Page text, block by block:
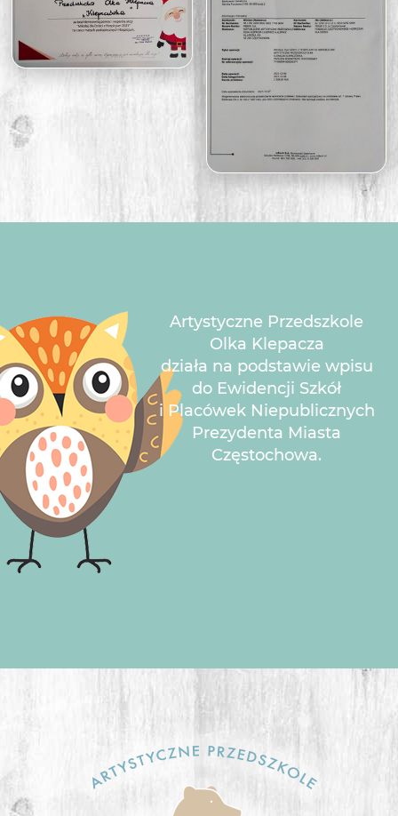
Artystyczne Przedszkole
Olka Klepacza
działa na podstawie wpisu
do Ewidencji Szkół
i Placówek Niepublicznych
Prezydenta Miasta
Częstochowa.